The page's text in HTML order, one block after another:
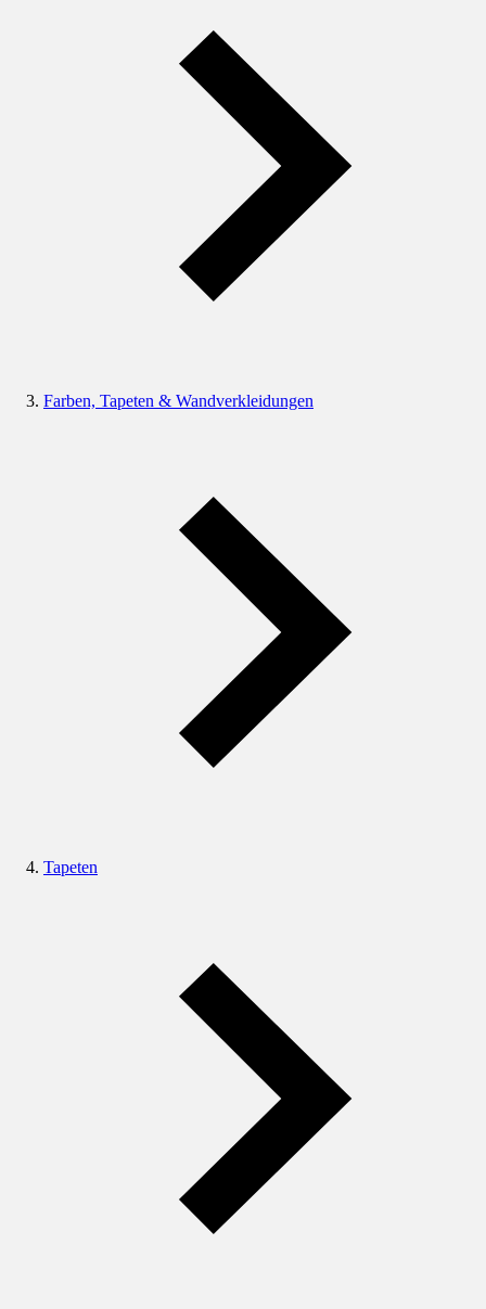
Farben, Tapeten & Wandverkleidungen
Tapeten